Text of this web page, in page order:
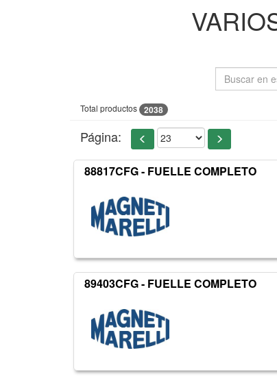
Total productos 2038
Página:
88817CFG - FUELLE COMPLETO
89403CFG - FUELLE COMPLETO